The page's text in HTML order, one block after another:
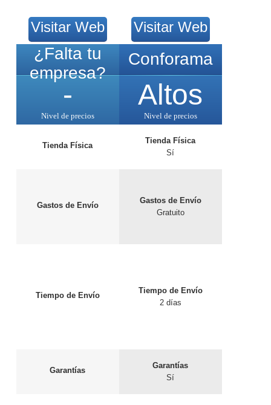
Visitar Web Visitar Web
¿Falta tu
empresa?
-
Nivel de precios
Tienda Física
Gastos de Envío
Tiempo de Envío
Garantías
Conforama
Altos
Nivel de precios
Tienda Física
Sí
Gastos de Envío
Gratuito
Tiempo de Envío
2 días
Garantías
Sí